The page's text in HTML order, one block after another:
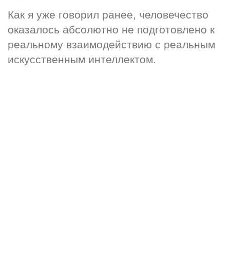
Как я уже говорил ранее, человечество
оказалось абсолютно не подготовлено к
реальному взаимодействию с реальным
искусственным интеллектом.